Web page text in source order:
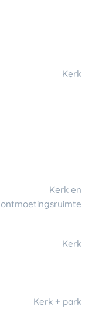
Kerk
Kerk en
ontmoetingsruimte
Kerk
Kerk + park